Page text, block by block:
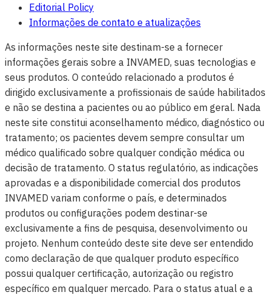
Editorial Policy
Informações de contato e atualizações
As informações neste site destinam-se a fornecer
informações gerais sobre a INVAMED, suas tecnologias e
seus produtos. O conteúdo relacionado a produtos é
dirigido exclusivamente a profissionais de saúde habilitados
e não se destina a pacientes ou ao público em geral. Nada
neste site constitui aconselhamento médico, diagnóstico ou
tratamento; os pacientes devem sempre consultar um
médico qualificado sobre qualquer condição médica ou
decisão de tratamento. O status regulatório, as indicações
aprovadas e a disponibilidade comercial dos produtos
INVAMED variam conforme o país, e determinados
produtos ou configurações podem destinar-se
exclusivamente a fins de pesquisa, desenvolvimento ou
projeto. Nenhum conteúdo deste site deve ser entendido
como declaração de que qualquer produto específico
possui qualquer certificação, autorização ou registro
específico em qualquer mercado. Para o status atual e a